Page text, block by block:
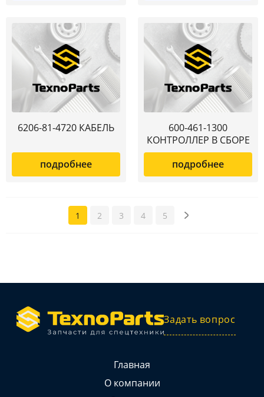
6206-81-4720 КАБЕЛЬ
подробнее
600-461-1300
КОНТРОЛЛЕР В СБОРЕ
подробнее
1 2 3 4 5
Задать вопрос
Главная
О компании